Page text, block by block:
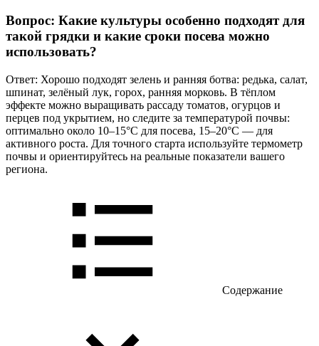
Вопрос: Какие культуры особенно подходят для
такой грядки и какие сроки посева можно
использовать?
Ответ: Хорошо подходят зелень и ранняя ботва: редька, салат,
шпинат, зелёный лук, горох, ранняя морковь. В тёплом
эффекте можно выращивать рассаду томатов, огурцов и
перцев под укрытием, но следите за температурой почвы:
оптимально около 10–15°C для посева, 15–20°C — для
активного роста. Для точного старта используйте термометр
почвы и ориентируйтесь на реальные показатели вашего
региона.
Содержание